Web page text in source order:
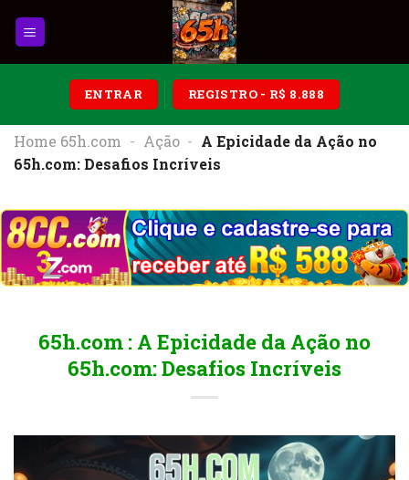
ENTRAR REGISTRO - R$ 8.888
Home 65h.com - Ação - A Epicidade da Ação no
65h.com: Desafios Incríveis
65h.com : A Epicidade da Ação no
65h.com: Desafios Incríveis